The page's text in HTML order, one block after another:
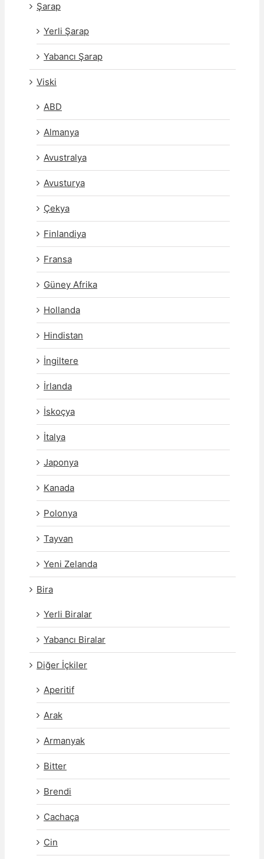
Şarap
Yerli Şarap
Yabancı Şarap
Viski
ABD
Almanya
Avustralya
Avusturya
Çekya
Finlandiya
Fransa
Güney Afrika
Hollanda
Hindistan
İngiltere
İrlanda
İskoçya
İtalya
Japonya
Kanada
Polonya
Tayvan
Yeni Zelanda
Bira
Yerli Biralar
Yabancı Biralar
Diğer İçkiler
Aperitif
Arak
Armanyak
Bitter
Brendi
Cachaça
Cin